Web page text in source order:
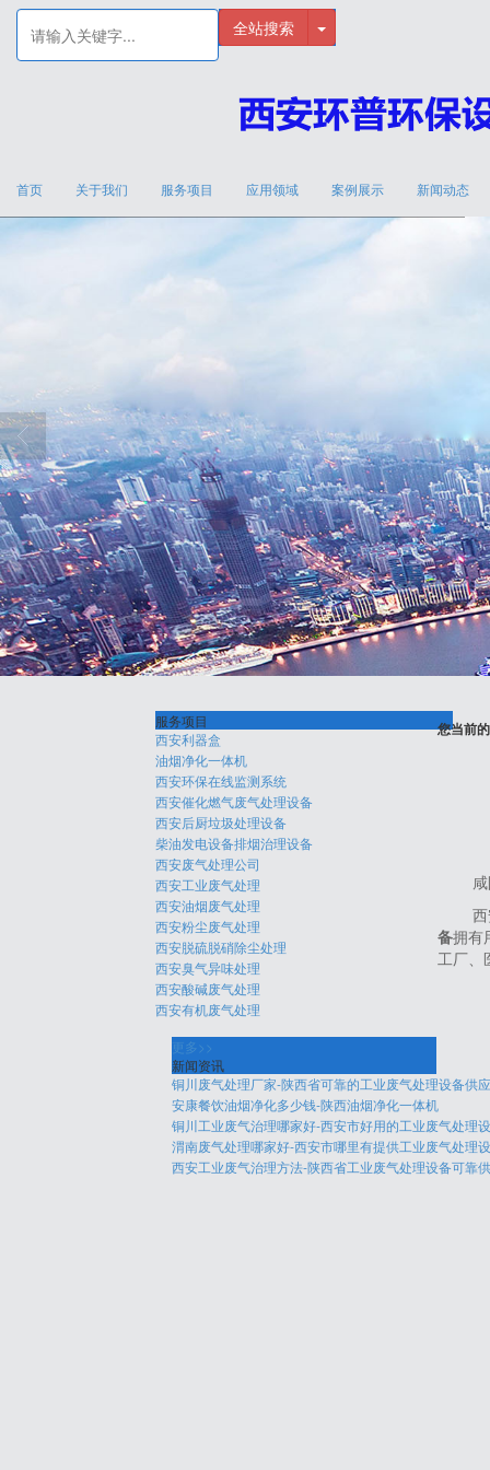
全站搜索
首页 关于我们 服务项目 应用领域 案例展示 新闻动态
您当前
备拥有
工厂、
服务项目
西安利器盒
油烟净化一体机
西安环保在线监测系统
西安催化燃气废气处理设备
西安后厨垃圾处理设备
柴油发电设备排烟治理设备
西安废气处理公司
西安工业废气处理
西安油烟废气处理
西安粉尘废气处理
西安脱硫脱硝除尘处理
西安臭气异味处理
西安酸碱废气处理
西安有机废气处理
更多>>
新闻资讯
铜川废气处理厂家-陕西省可靠的工业废气处理设备供
安康餐饮油烟净化多少钱-陕西油烟净化一体机
铜川工业废气治理哪家好-西安市好用的工业废气处理
渭南废气处理哪家好-西安市哪里有提供工业废气处理
西安工业废气治理方法-陕西省工业废气处理设备可靠